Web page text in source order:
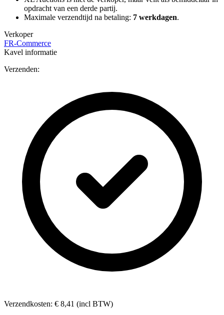
opdracht van een derde partij.
Maximale verzendtijd na betaling: 7 werkdagen.
Verkoper
FR-Commerce
Kavel informatie
Verzenden:
Verzendkosten: € 8,41 (incl BTW)